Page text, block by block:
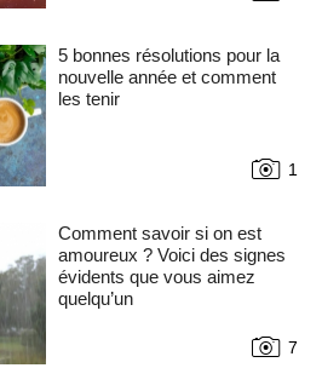
5 bonnes résolutions pour la
nouvelle année et comment
les tenir
1
Comment savoir si on est
amoureux ? Voici des signes
évidents que vous aimez
quelqu’un
7